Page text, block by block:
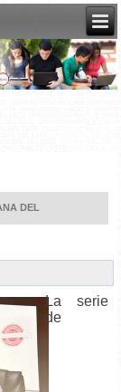
DEL
La serie
de